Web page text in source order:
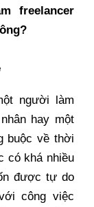
freelancer
người làm
hay một
buộc về thời
có khá nhiều
được tự do
công việc